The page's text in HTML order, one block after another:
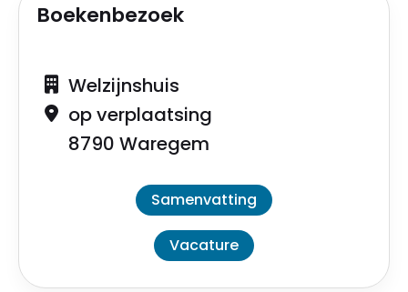
Boekenbezoek
Welzijnshuis
op verplaatsing
8790 Waregem
Samenvatting
Vacature